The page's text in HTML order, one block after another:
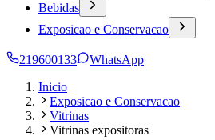
Bebidas
Exposicao e Conservacao
219600133
WhatsApp
Inicio
Exposicao e Conservacao
Vitrinas
Vitrinas expositoras